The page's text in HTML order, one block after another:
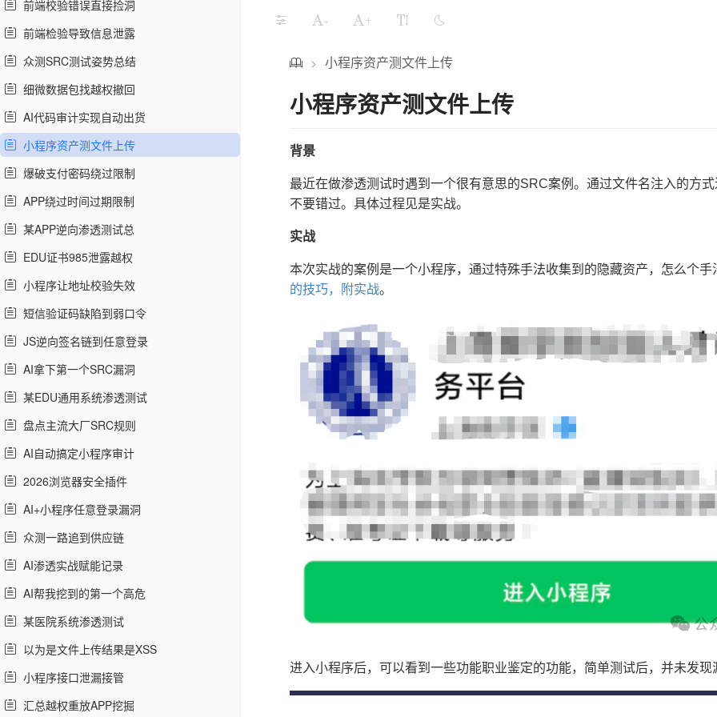
前端校验错误直接捡洞
前端检验导致信息泄露
众测SRC测试姿势总结
细微数据包找越权撤回
AI代码审计实现自动出货
小程序资产测文件上传
爆破支付密码绕过限制
APP绕过时间过期限制
某APP逆向渗透测试总
EDU证书985泄露越权
小程序让地址校验失效
短信验证码缺陷到弱口令
JS逆向签名链到任意登录
AI拿下第一个SRC漏洞
某EDU通用系统渗透测试
盘点主流大厂SRC规则
AI自动搞定小程序审计
2026浏览器安全插件
AI+小程序任意登录漏洞
众测一路追到供应链
AI渗透实战赋能记录
AI帮我挖到的第一个高危
某医院系统渗透测试
以为是文件上传结果是XSS
小程序接口泄漏接管
汇总越权重放APP挖掘
- +
> 小程序资产测文件上传
小程序资产测文件上传
背景
最近在做渗透测试时遇到一个很有意思的SRC案例。通过文件名注入的方
不要错过。具体过程见是实战。
实战
本次实战的案例是一个小程序，通过特殊手法收集到的隐藏资产，怎么个
的技巧，附实战。
进入小程序后，可以看到一些功能职业鉴定的功能，简单测试后，并未发现